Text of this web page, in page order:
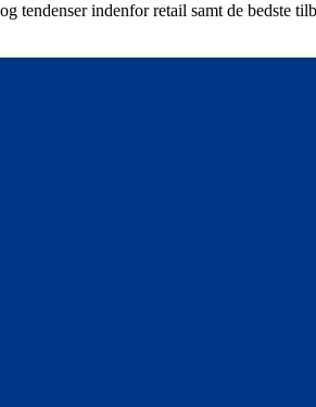
tendenser indenfor retail samt de bedste